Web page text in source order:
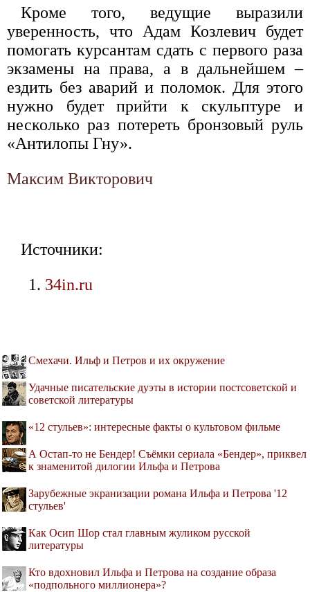
Кроме того, ведущие выразили
уверенность, что Адам Козлевич будет
помогать курсантам сдать с первого раза
экзамены на права, а в дальнейшем –
ездить без аварий и поломок. Для этого
нужно будет прийти к скульптуре и
несколько раз потереть бронзовый руль
«Антилопы Гну».
Максим Викторович
Источники:
34in.ru
Смехачи. Ильф и Петров и их окружение
Удачные писательские дуэты в истории постсоветской и
советской литературы
«12 стульев»: интересные факты о культовом фильме
А Остап-то не Бендер! Cъёмки сериала «Бендер», приквел
к знаменитой дилогии Ильфа и Петрова
Зарубежные экранизации романа Ильфа и Петрова '12
стульев'
Как Осип Шор стал главным жуликом русской
литературы
Кто вдохновил Ильфа и Петрова на создание образа
«подпольного миллионера»?